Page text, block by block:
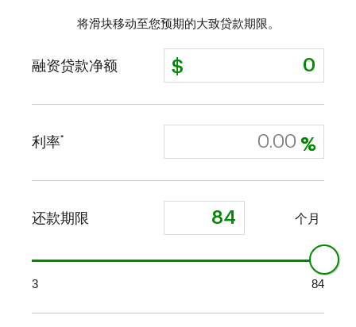
将滑块移动至您预期的大致贷款期限。
融资贷款净额
利率*
还款期限 个月
3 84